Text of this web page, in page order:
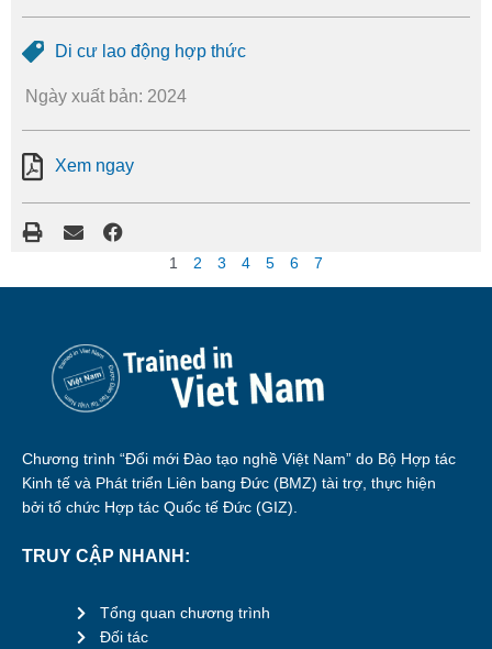
Di cư lao động hợp thức
Ngày xuất bản: 2024
Xem ngay
1 2 3 4 5 6 7
Chương trình “Đổi mới Đào tạo nghề Việt Nam” do Bộ Hợp tác
Kinh tế và Phát triển Liên bang Đức (BMZ) tài trợ, thực hiện
bởi tổ chức Hợp tác Quốc tế Đức (GIZ).
TRUY CẬP NHANH:
Tổng quan chương trình
Đối tác